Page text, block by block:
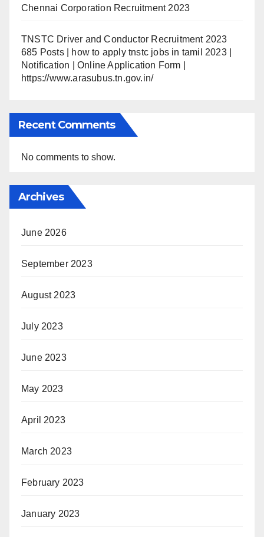
Chennai Corporation Recruitment 2023
TNSTC Driver and Conductor Recruitment 2023
685 Posts | how to apply tnstc jobs in tamil 2023 |
Notification | Online Application Form |
https://www.arasubus.tn.gov.in/
Recent Comments
No comments to show.
Archives
June 2026
September 2023
August 2023
July 2023
June 2023
May 2023
April 2023
March 2023
February 2023
January 2023